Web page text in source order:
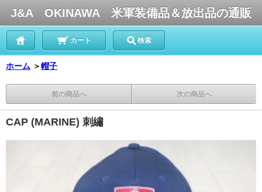
J&A OKINAWA 米軍装備品＆放出品の通販
カート 検索
ホーム ＞帽子
前の商品へ 次の商品へ
CAP (MARINE) 刺繡